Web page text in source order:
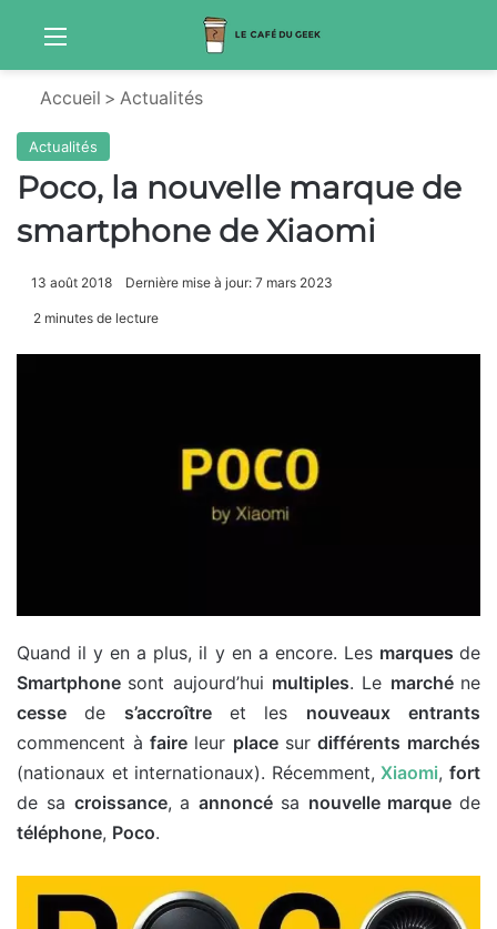
Accueil > Actualités
Actualités
Poco, la nouvelle marque de
smartphone de Xiaomi
13 août 2018 Dernière mise à jour: 7 mars 2023
2 minutes de lecture
Quand il y en a plus, il y en a encore. Les marquesde
Smartphone sont aujourd’hui multiples. Le marché ne
cesse de s’accroître et les nouveaux entrants
commencent àfaire leur place surdifférents marchés
(nationaux et internationaux). Récemment,Xiaomi,fort
de sa croissance, a annoncé sa nouvelle marque de
téléphone, Poco.